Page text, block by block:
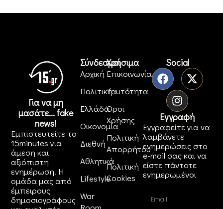
Για να μη
μασάτε... fake
news!
Εμπιστευτείτε το
15minutes για
άμεση και
αξιόπιστη
ενημέρωση. Η
ομάδα μας από
έμπειρους
δημοσιογράφους
Σύνδεσμοι
Αρχική
Πολιτική
Ελλάδα
Οικονομία
Διεθνή
Αθλητικά
Lifestyle
War
Χρήσιμα
Επικοινωνία
Ταυτότητα
Όροι
Χρήσης
Πολιτική
Απορρήτου
Πολιτική
Cookies
Social
Εγγραφή
Εγγραφείτε για να
λαμβάνετε
ενημερώσεις στο
e-mail σας και να
είστε πάντοτε
ενημερωμένοι